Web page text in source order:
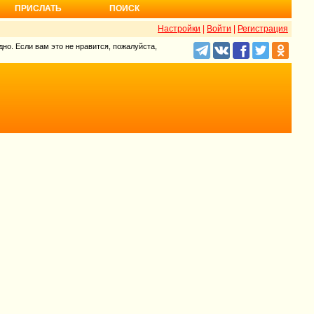
ПРИСЛАТЬ ПОИСК
Настройки Войти Регистрация
Если вам это не нравится, пожалуйста,